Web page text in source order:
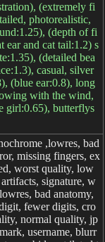
(extremely fi
photorealistic,
(depth of fi
ear and cat tail:1.2) s
(detailed bea
casual, silver
(blue ear:0.8), long
with the wind,
girl:0.65), butterflys
,lowres, bad
missing fingers, ex
worst quality, low
signature, w
bad anatomy,
fewer digits, cro
normal quality, jp
username, blurr